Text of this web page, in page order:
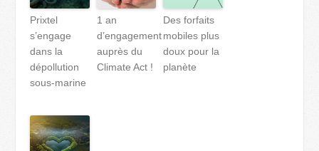
Prixtel
s’engage
dans la
dépollution
sous-marine
1 an
d’engagement
auprès du
Climate Act !
Des forfaits
mobiles plus
doux pour la
planète